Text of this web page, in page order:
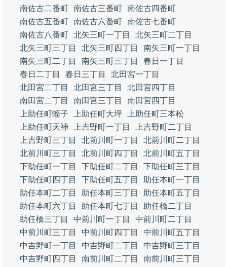
南佐古二番町 南佐古三番町 南佐古四番町
南佐古五番町 南佐古六番町 南佐古七番町
南佐古八番町 北矢三町一丁目
北矢三町二丁目
北矢三町三丁目
北矢三町四丁目
南矢三町一丁目
南矢三町二丁目
南矢三町三丁目
春日一丁目
春日二丁目
春日三丁目
北田宮一丁目
北田宮二丁目
北田宮三丁目
北田宮四丁目
南田宮二丁目
南田宮三丁目
南田宮四丁目
上助任町蛭子
上助任町大坪
上助任町三本松
上助任町天神
上吉野町一丁目
上吉野町二丁目
上吉野町三丁目
北前川町一丁目
北前川町二丁目
北前川町三丁目
北前川町四丁目
北前川町五丁目
下助任町一丁目
下助任町二丁目
下助任町三丁目
下助任町四丁目
下助任町五丁目
助任本町一丁目
助任本町二丁目
助任本町三丁目
助任本町五丁目
助任本町六丁目
助任本町七丁目
助任橋二丁目
助任橋三丁目
中前川町一丁目
中前川町二丁目
中前川町三丁目
中前川町四丁目
中前川町五丁目
中吉野町一丁目
中吉野町二丁目
中吉野町三丁目
中吉野町四丁目
南前川町二丁目
南前川町三丁目